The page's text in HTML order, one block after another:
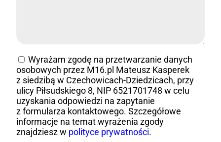
Wyrażam zgodę na przetwarzanie danych
osobowych przez M16.pl Mateusz Kasperek
z siedzibą w Czechowicach-Dziedzicach, przy
ulicy Piłsudskiego 8, NIP 6521701748 w celu
uzyskania odpowiedzi na zapytanie
z formularza kontaktowego. Szczegółowe
informacje na temat wyrażenia zgody
znajdziesz w polityce prywatności.